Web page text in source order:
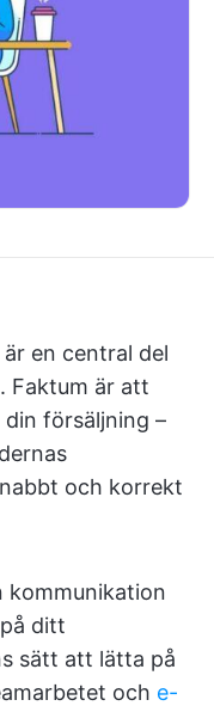
är en central del
Faktum är att
försäljning –
och korrekt
kommunikation
ditt
sätt att lätta på
och e-